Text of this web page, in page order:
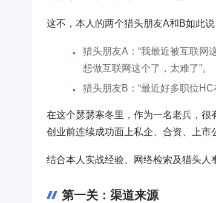
这不，本人的两个猎头朋友A和B如此说
猎头朋友A：“我最近被互联网
想做互联网这个了，太难了”。
猎头朋友B：“最近好多职位
在这个瑟瑟寒冬里，作为一名老兵，
创业前连续成功面上私企、合资、上市
结合本人实战经验、网络检索及猎头人
第一关：渠道来源